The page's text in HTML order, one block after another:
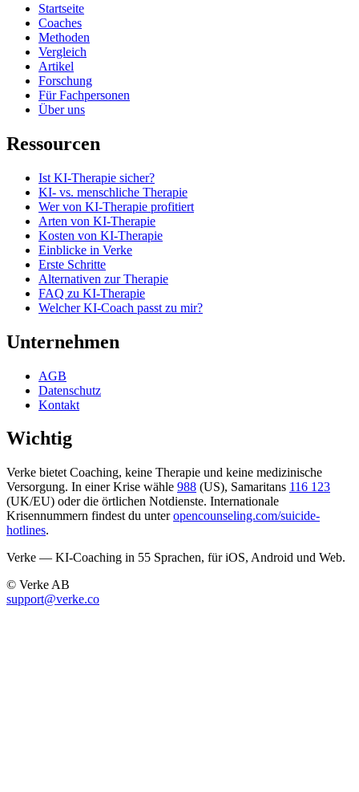
Startseite
Coaches
Methoden
Vergleich
Artikel
Forschung
Für Fachpersonen
Über uns
Ressourcen
Ist KI-Therapie sicher?
KI- vs. menschliche Therapie
Wer von KI-Therapie profitiert
Arten von KI-Therapie
Kosten von KI-Therapie
Einblicke in Verke
Erste Schritte
Alternativen zur Therapie
FAQ zu KI-Therapie
Welcher KI-Coach passt zu mir?
Unternehmen
AGB
Datenschutz
Kontakt
Wichtig
Verke bietet Coaching, keine Therapie und keine medizinische
Versorgung. In einer Krise wähle 988 (US), Samaritans 116 123
(UK/EU) oder die örtlichen Notdienste. Internationale
Krisennummern findest du unter opencounseling.com/suicide-
hotlines.
Verke — KI-Coaching in 55 Sprachen, für iOS, Android und Web.
© Verke AB
support@verke.co